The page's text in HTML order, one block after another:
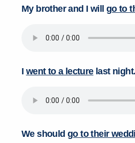
My brother and I will go to
I went to a lecturelast night.
We shouldgo to their